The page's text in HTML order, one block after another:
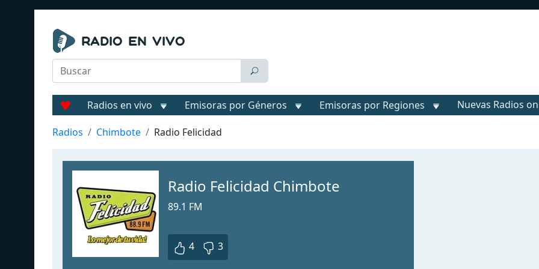
Radios en vivo Emisoras por Géneros Emisoras por Regiones Nuevas Radios
Radios Chimbote Radio Felicidad
Radio Felicidad Chimbote
89.1 FM
4 3